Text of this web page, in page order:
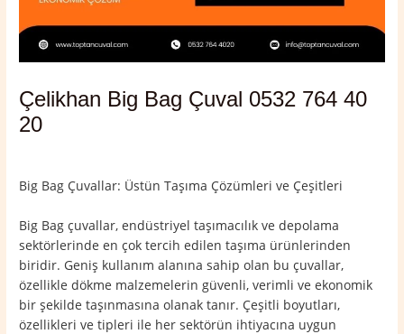
Çelikhan Big Bag Çuval 0532 764 40
20
Big Bag Çuvallar: Üstün Taşıma Çözümleri ve Çeşitleri
Big Bag çuvallar, endüstriyel taşımacılık ve depolama
sektörlerinde en çok tercih edilen taşıma ürünlerinden
biridir. Geniş kullanım alanına sahip olan bu çuvallar,
özellikle dökme malzemelerin güvenli, verimli ve ekonomik
bir şekilde taşınmasına olanak tanır. Çeşitli boyutları,
özellikleri ve tipleri ile her sektörün ihtiyacına uygun